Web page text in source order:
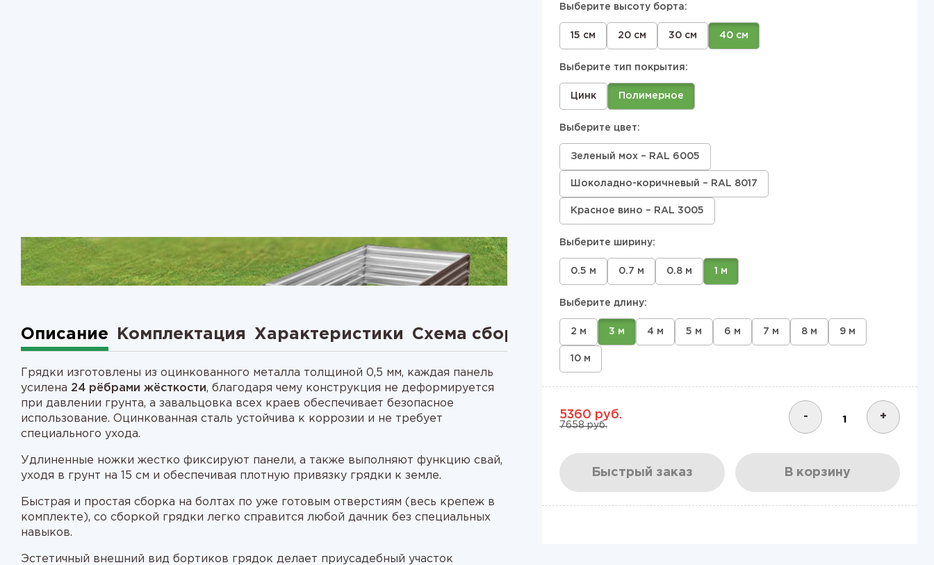
2
Описание Комплектация Характеристики Схема сборки Видео
Грядки изготовлены из оцинкованного металла толщиной 0,5 мм, каждая панель
усилена 24 рёбрами жёсткости, благодаря чему конструкция не деформируется
при давлении грунта, а завальцовка всех краев обеспечивает безопасное
использование. Оцинкованная сталь устойчива к коррозии и не требует
специального ухода.
Удлиненные ножки жестко фиксируют панели, а также выполняют функцию свай,
уходя в грунт на 15 см и обеспечивая плотную привязку грядки к земле.
Быстрая и простая сборка на болтах по уже готовым отверстиям (весь крепеж в
комплекте), со сборкой грядки легко справится любой дачник без специальных
навыков.
Эстетичный внешний вид бортиков грядок делает приусадебный участок
Выберите высоту борта:
15 см 20 см 30 см 40 см
Выберите тип покрытия:
Цинк Полимерное
Выберите цвет:
Зеленый мох – RAL 6005
Шоколадно-коричневый – RAL 8017
Красное вино – RAL 3005
Выберите ширину:
0.5 м 0.7 м 0.8 м 1 м
Выберите длину:
2 м 3 м 4 м 5 м 6 м 7 м 8 м 9 м
10 м
5360 руб.
7658 руб.
- +
Быстрый заказ В корзину